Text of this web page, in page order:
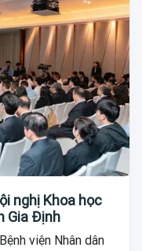
nghị Khoa học
Gia Định
viện Nhân dân